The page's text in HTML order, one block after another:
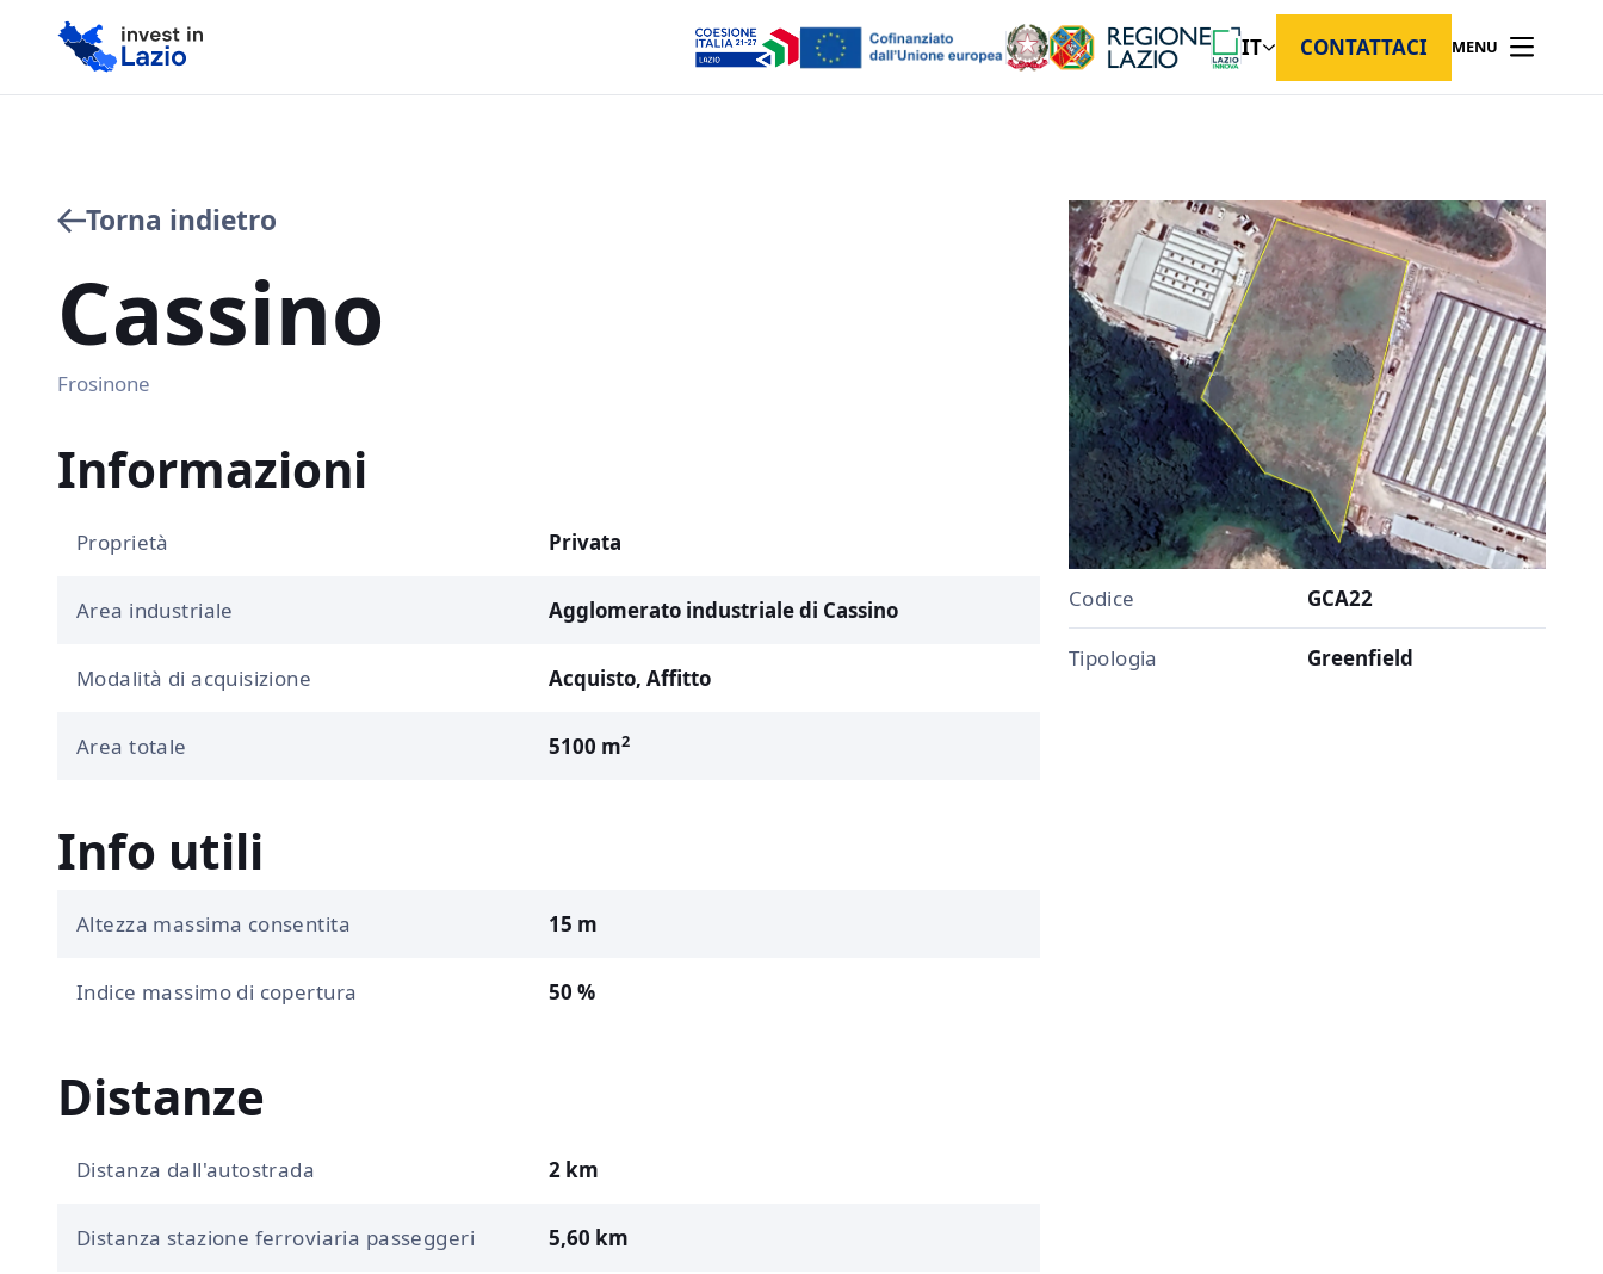
IT CONTATTACI MENU
Torna indietro
Cassino
Frosinone
Informazioni
Proprietà Privata
Area industriale Agglomerato industriale di Cassino
Modalità di acquisizione Acquisto, Affitto
Area totale 5100 m2
Info utili
Altezza massima consentita 15 m
Indice massimo di copertura 50 %
Distanze
Distanza dall'autostrada 2 km
Distanza stazione ferroviaria passeggeri 5,60 km
Codice GCA22
Tipologia Greenfield